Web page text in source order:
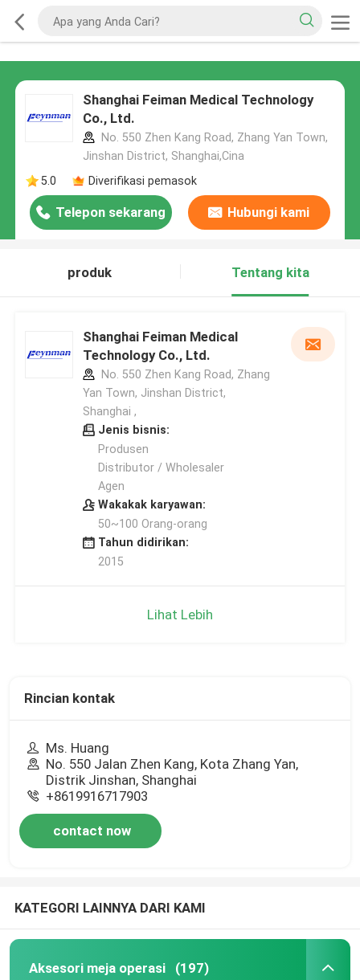
Shanghai Feiman Medical Technology
Co., Ltd.
No. 550 Zhen Kang Road, Zhang Yan Town,
Jinshan District, Shanghai,Cina
5.0
Diverifikasi pemasok
Telepon sekarang Hubungi kami
produk Tentang kita
Shanghai Feiman Medical
Technology Co., Ltd.
No. 550 Zhen Kang Road, Zhang
Yan Town, Jinshan District,
Shanghai ,
Jenis bisnis:
Produsen
Distributor / Wholesaler
Agen
Wakakak karyawan:
50~100 Orang-orang
Tahun didirikan:
2015
Lihat Lebih
Rincian kontak
Ms. Huang
No. 550 Jalan Zhen Kang, Kota Zhang Yan,
Distrik Jinshan, Shanghai
+8619916717903
contact now
KATEGORI LAINNYA DARI KAMI
Aksesori meja operasi (197)